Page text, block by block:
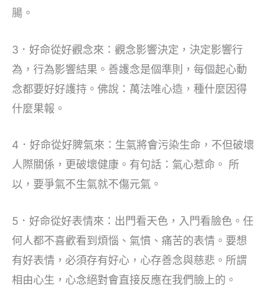
腸。
3．好命從好觀念來：觀念影響決定，決定影響行
為，行為影響結果。善護念是個準則，每個起心動
念都要好好護持。佛說：萬法唯心造，種什麼因得
什麼果報。
4．好命從好脾氣來：生氣將會污染生命，不但破壞
人際關係，更破壞健康。有句話：氣心惹命。 所
以，要爭氣不生氣就不傷元氣。
5．好命從好表情來：出門看天色，入門看臉色。任
何人都不喜歡看到煩惱、氣憤、痛苦的表情。要想
有好表情，必須存有好心，心存善念與慈悲。所謂
相由心生，心念絕對會直接反應在我們臉上的。